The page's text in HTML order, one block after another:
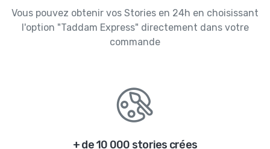
Vous pouvez obtenir vos Stories en 24h en choisissant
l'option "Taddam Express" directement dans votre
commande
+ de 10 000 stories crées